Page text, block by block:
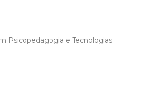
Psicopedagogia e Tecnologias